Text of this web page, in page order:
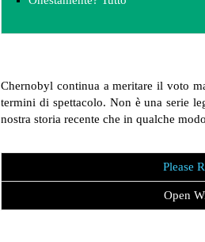
Chernobyl continua a meritare il voto
termini di spettacolo. Non è una serie
nostra storia recente che in qualche
Please
Open